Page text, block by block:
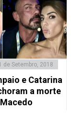
de Setembro, 2018
e Catarina
a morte